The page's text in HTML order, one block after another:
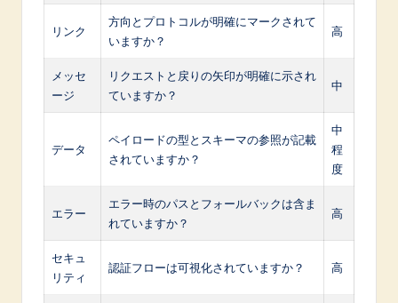
リンク
方向とプロトコルが明確にマークされて
いますか？
高
メッセ
ージ
リクエストと戻りの矢印が明確に示され
ていますか？
中
データ
ペイロードの型とスキーマの参照が記載
されていますか？
中
程
度
エラー
エラー時のパスとフォールバックは含ま
れていますか？
高
セキュ
リティ
認証フローは可視化されていますか？ 高